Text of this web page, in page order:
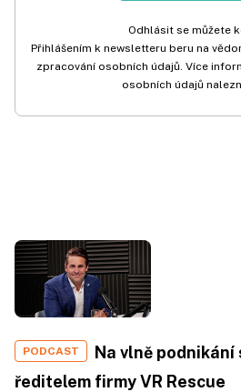
Odhlásit se můžete
Přihlášením k newsletteru beru na
zpracování osobních údajů. Více
osobních údajů
PODCAST
Na vlně podnikání
ředitelem firmy VR Rescue